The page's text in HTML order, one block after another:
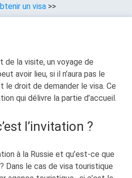
un visa >>
de la visite, un voyage de
avoir lieu, si il n’aura pas le
le droit de demander le visa. Ce
qui délivre la partie d’accueil.
l’invitation ?
à la Russie et qu’est-ce que
Dans le cas de visa touristique